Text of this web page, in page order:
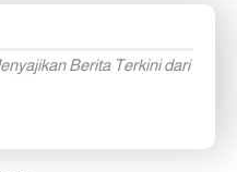
Berita Terkini dari